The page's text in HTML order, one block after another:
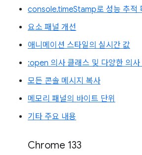
console.timeStamp로 성능 추적
요소 패널 개선
애니메이션 스타일의 실시간 값
:open 의사 클래스 및 다양한 의사
모든 콘솔 메시지 복사
메모리 패널의 바이트 단위
기타 주요 내용
Chrome 133